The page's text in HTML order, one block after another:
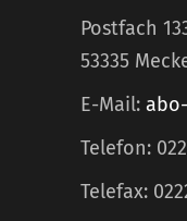
Postfach
53335
E-Mail:
Telefon:
Telefax: